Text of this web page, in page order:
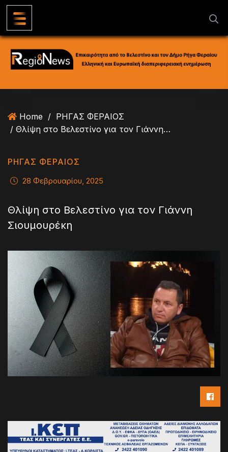
Home / ΡΗΓΑΣ ΦΕΡΑΙΟΣ
/ Θλίψη στο Βελεστίνο για τον Γιάννη Σιουμουρέκη
ΡΗΓΑΣ ΦΕΡΑΙΟΣ
28 Φεβρουαρίου, 2025
Θλίψη στο Βελεστίνο για τον Γιάννη
Σιουμουρέκη